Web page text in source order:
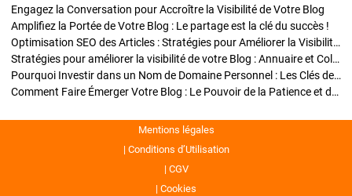
Engagez la Conversation pour Accroître la Visibilité de Votre Blog
Amplifiez la Portée de Votre Blog : Le partage est la clé du succès !
Optimisation SEO des Articles : Stratégies pour Améliorer la Visibilité de Votre Blog
Stratégies pour améliorer la visibilité de votre Blog : Annuaire et Collaborations
Pourquoi Investir dans un Nom de Domaine Personnel : Les Clés de la Réussite de Votre Blog
Comment Faire Émerger Votre Blog : Le Pouvoir de la Patience et de la Persévérance
Mentions légales
Conditions d’Utilisation
CGV
Cookies